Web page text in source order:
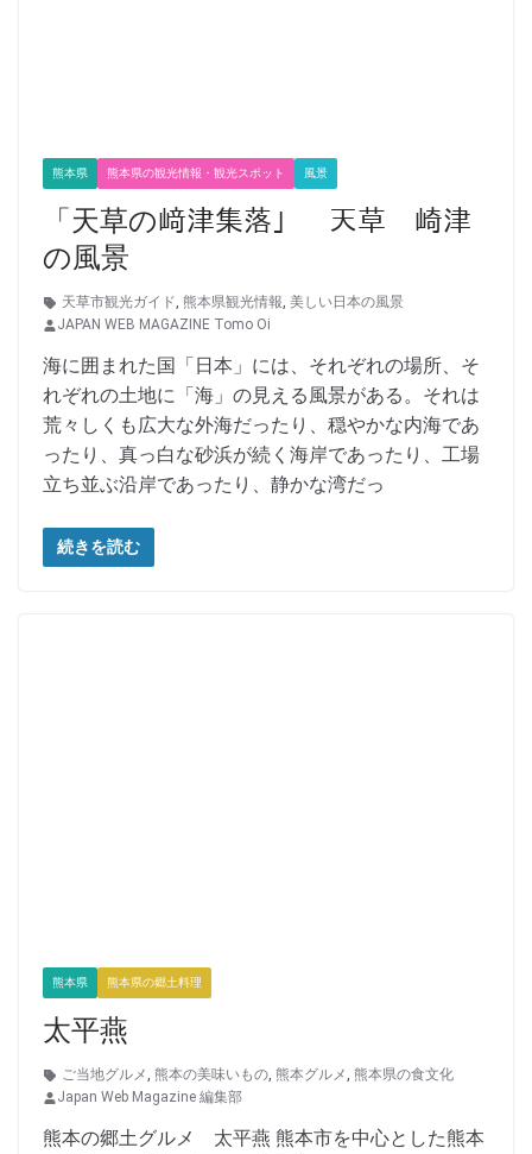
熊本県 熊本県の観光情報・観光スポット 風景
「天草の﨑津集落」 天草 崎津
の風景
天草市観光ガイド, 熊本県観光情報, 美しい日本の風景
JAPAN WEB MAGAZINE Tomo Oi
海に囲まれた国「日本」には、それぞれの場所、そ
れぞれの土地に「海」の見える風景がある。それは
荒々しくも広大な外海だったり、穏やかな内海であ
ったり、真っ白な砂浜が続く海岸であったり、工場
立ち並ぶ沿岸であったり、静かな湾だっ
続きを読む
熊本県 熊本県の郷土料理
太平燕
ご当地グルメ, 熊本の美味いもの, 熊本グルメ, 熊本県の食文化
Japan Web Magazine 編集部
熊本の郷土グルメ 太平燕 熊本市を中心とした熊本